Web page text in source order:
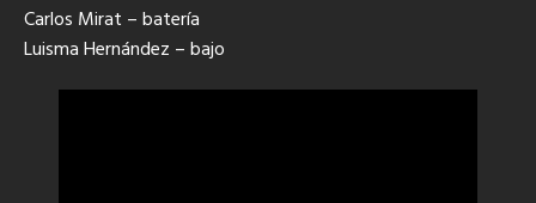
Carlos Mirat – batería
Luisma Hernández – bajo